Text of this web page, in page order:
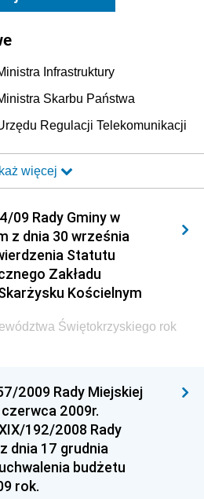
Infrastruktury
Skarbu Państwa
Regulacji Telekomunikacji
Transportu i Budownictwa
Spraw Wewnętrznych i
Transportu
Budownictwa
Nauki i Szkolnictwa
Urzędu Miar
Rolnictwa i Rozwoju Wsi
Edukacji Narodowej i
Edukacji i Nauki
więcej
09 Rady Gminy w
z dnia 30 września
Statutu
Zakładu
Kościelnym
Świętokrzyskiego rok
2009 Rady Miejskiej
2009r.
192/2008 Rady
dnia 17 grudnia
budżetu
rok.